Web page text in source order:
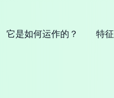
它是如何运作的？ 特征